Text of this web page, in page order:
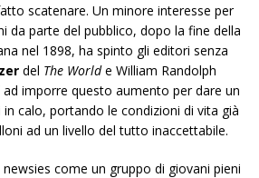
scatenare. Un minore interesse per
da parte del pubblico, dopo la fine della
nel 1898, ha spinto gli editori senza
del The Worlde William Randolph
ad imporre questo aumento per dare un
calo, portando le condizioni di vita già
ad un livello del tutto inaccettabile.
come un gruppo di giovani pieni